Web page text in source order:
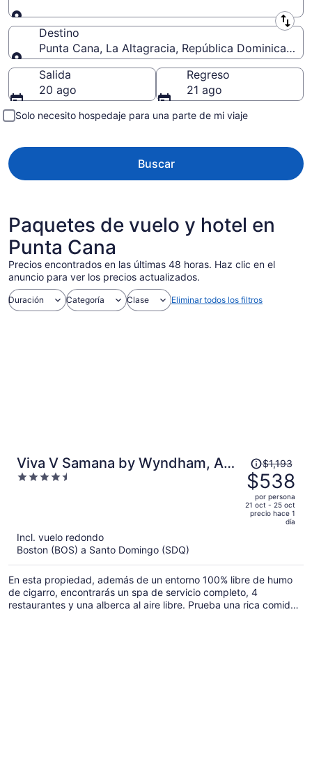
Origen
Destino
Punta Cana, La Altagracia, República Dominicana
Destino
Salida
20 ago
Regreso
21 ago
Solo necesito hospedaje para una parte de mi viaje
Buscar
Paquetes de vuelo y hotel en
Punta Cana
Precios encontrados en las últimas 48 horas. Haz clic en el
anuncio para ver los precios actualizados.
Duración Categoría Clase Eliminar todos los filtros
Viva V Samana by Wyndham, A
Trademark Adults All Inclusive
4.5
El
precio
era
de
$1,193
$538
por
persona
$1,193
$538
por persona
21 oct - 25 oct
precio hace 1
día
Incl. vuelo redondo
Boston (BOS) a Santo Domingo (SDQ)
En esta propiedad, además de un entorno 100% libre de humo
de cigarro, encontrarás un spa de servicio completo, 4
restaurantes y una alberca al aire libre. Prueba una rica comida